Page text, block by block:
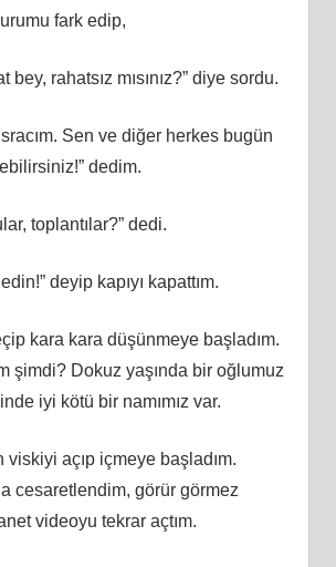
fark edip,
bey, rahatsız mısınız?” diye sordu.
Sen ve diğer herkes bugün
dedim.
toplantılar?” dedi.
deyip kapıyı kapattım.
kara kara düşünmeye başladım.
şimdi? Dokuz yaşında bir oğlumuz
iyi kötü bir namımız var.
viskiyi açıp içmeye başladım.
cesaretlendim, görür görmez
videoyu tekrar açtım.